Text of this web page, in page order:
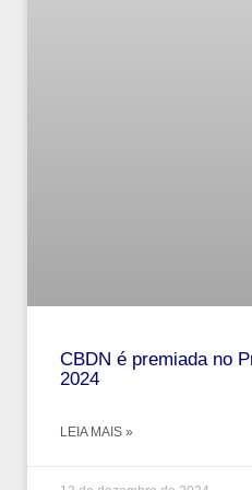
CBDN é premiada no
2024
LEIA MAIS »